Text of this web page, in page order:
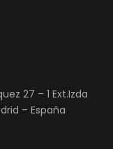
27 – 1 Ext.Izda
– España